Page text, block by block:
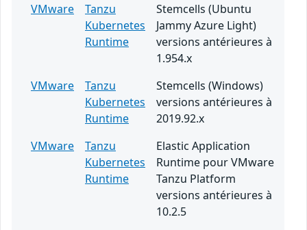
VMware
Tanzu
Kubernetes
Runtime
Stemcells (Ubuntu
Jammy Azure Light)
versions antérieures à
1.954.x
VMware
Tanzu
Kubernetes
Runtime
Stemcells (Windows)
versions antérieures à
2019.92.x
VMware
Tanzu
Kubernetes
Runtime
Elastic Application
Runtime pour VMware
Tanzu Platform
versions antérieures à
10.2.5